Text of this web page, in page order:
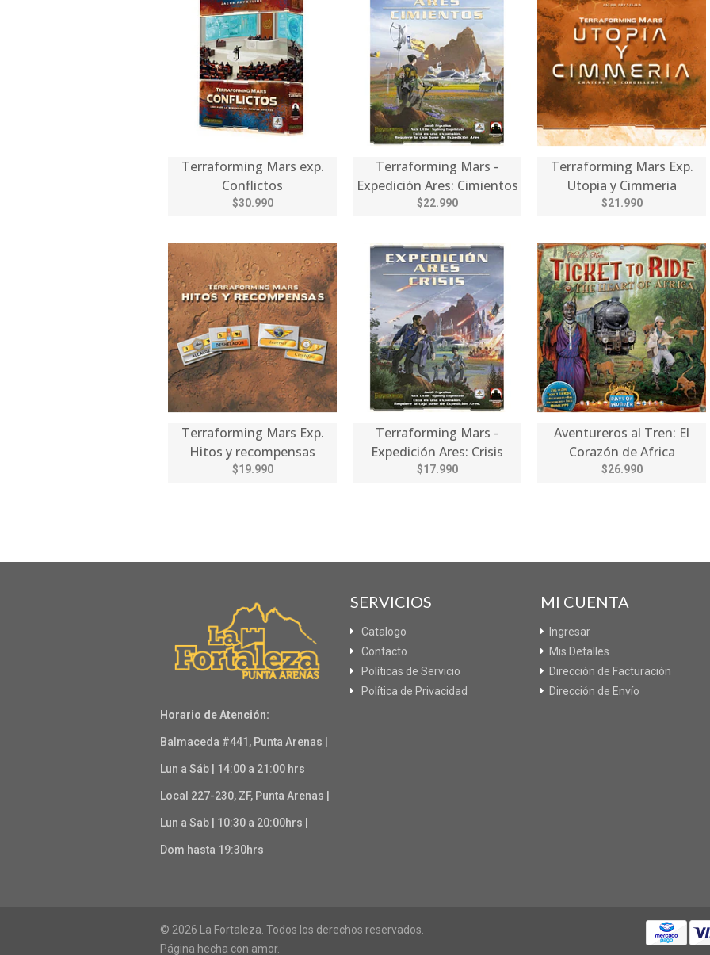
Terraforming Mars exp.
Conflictos
$30.990
Terraforming Mars -
Expedición Ares: Cimientos
$22.990
Terraforming Mars Exp.
Utopia y Cimmeria
$21.990
Terraforming Mars Exp.
Hitos y recompensas
$19.990
Terraforming Mars -
Expedición Ares: Crisis
$17.990
Aventureros al Tren: El
Corazón de Africa
$26.990
Horario de Atención:
Balmaceda #441, Punta Arenas |
Lun a Sáb | 14:00 a 21:00 hrs
Local 227-230, ZF, Punta Arenas |
Lun a Sab | 10:30 a 20:00hrs |
Dom hasta 19:30hrs
SERVICIOS
Catalogo
Contacto
Políticas de Servicio
Política de Privacidad
MI CUENTA
Ingresar
Mis Detalles
Dirección de Facturación
Dirección de Envío
© 2026 La Fortaleza. Todos los derechos reservados.
Página hecha con amor.